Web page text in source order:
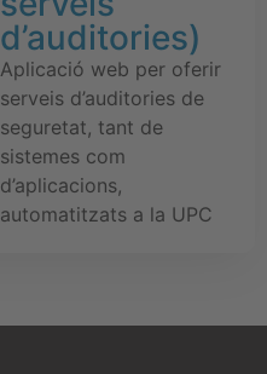
d’auditories)
Aplicació web per oferir
serveis d’auditories de
seguretat, tant de
sistemes com
d’aplicacions,
automatitzats a la UPC